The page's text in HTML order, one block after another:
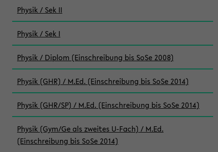
Physik / Sek II
Physik / Sek I
Physik / Diplom (Einschreibung bis SoSe 2008)
Physik (GHR) / M.Ed. (Einschreibung bis SoSe 2014)
Physik (GHR/SP) / M.Ed. (Einschreibung bis SoSe 2014)
Physik (Gym/Ge als zweites U-Fach) / M.Ed.
(Einschreibung bis SoSe 2014)